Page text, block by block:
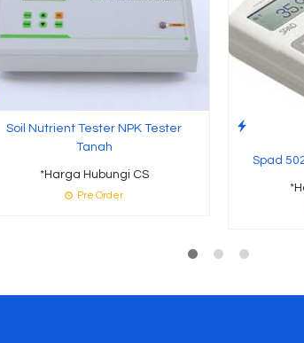
Soil Nutrient Tester NPK Tester
Tanah
*Harga Hubungi CS
Pre Order
Spad